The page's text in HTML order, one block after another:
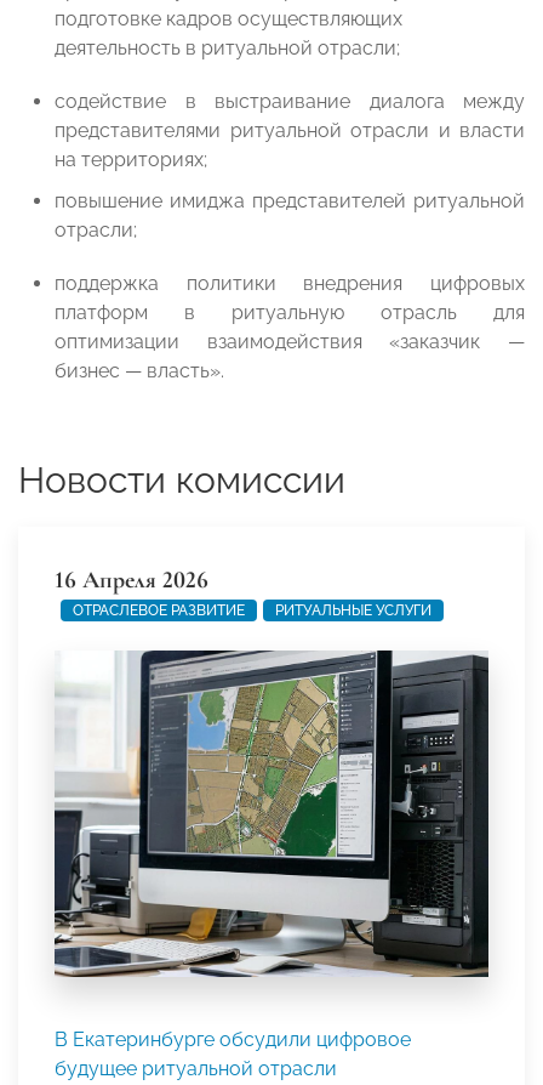
подготовке кадров осуществляющих
деятельность в ритуальной отрасли;
содействие в выстраивание диалога между
представителями ритуальной отрасли и власти
на территориях;
повышение имиджа представителей ритуальной
отрасли;
поддержка политики внедрения цифровых
платформ в ритуальную отрасль для
оптимизации взаимодействия «заказчик —
бизнес — власть».
Новости комиссии
16 Апреля 2026
ОТРАСЛЕВОЕ РАЗВИТИЕ РИТУАЛЬНЫЕ УСЛУГИ
В Екатеринбурге обсудили цифровое
будущее ритуальной отрасли